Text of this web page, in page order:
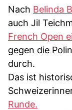
Nach Belinda
auch Jil
French Open
gegen die
durch.
Das ist
Runde.